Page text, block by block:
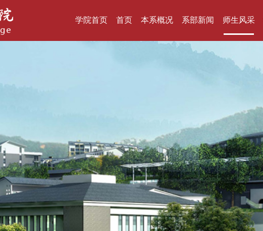
学院首页 首页 本系概况 系部新闻 师生风采